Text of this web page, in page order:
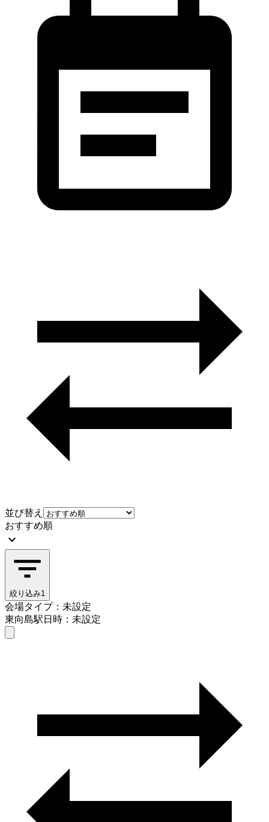
並び替え
おすすめ順
絞り込み1
会場タイプ：未設定
東向島駅日時：未設定